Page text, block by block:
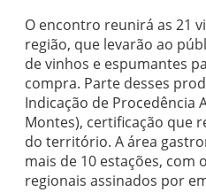
O encontro reunirá as 21
região, que levarão ao
de vinhos e espumantes
compra. Parte desses
Indicação de Procedência
Montes), certificação que
do território. A área
mais de 10 estações, com
regionais assinados por